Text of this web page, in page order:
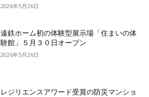
2026年5月26日
遠鉄ホーム初の体験型展示場「住まいの体
験館」５月３０日オープン
2026年5月26日
レジリエンスアワード受賞の防災マンショ